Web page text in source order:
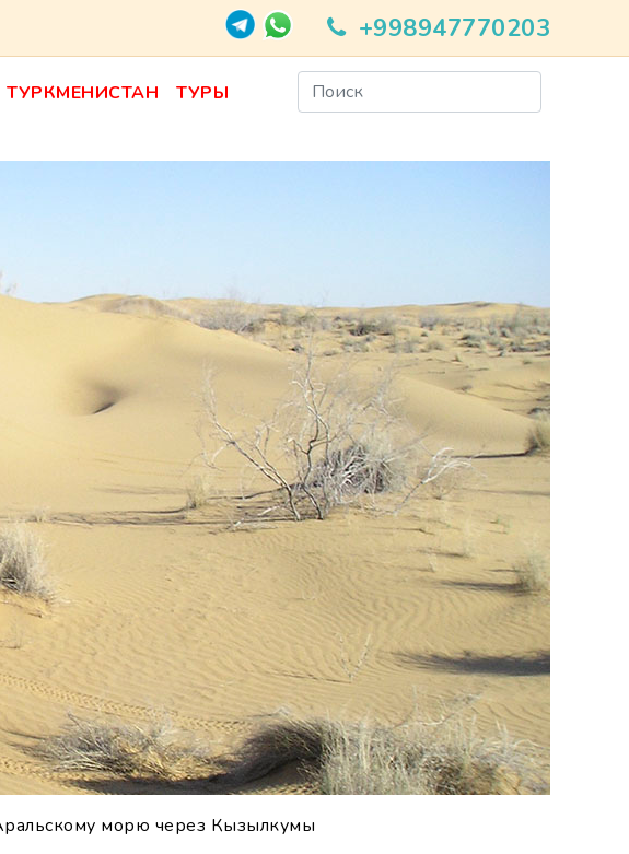
+998947770203
ТУРКМЕНИСТАН ТУРЫ
морю через Кызылкумы